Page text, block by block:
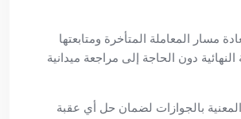
مسار المعاملة المتأخرة ومتابعتها
دون الحاجة إلى مراجعة ميدانية
بالجوازات لضمان حل أي عقبة